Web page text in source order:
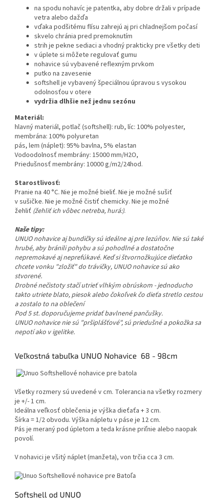
na spodu nohavíc je patentka, aby dobre držali v prípade
vetra alebo dažďa
vďaka podšitému flísu zahrejú aj pri chladnejšom počasí
skvelo chránia pred premoknutím
strih je pekne sediaci a vhodný prakticky pre všetky deti
v úplete si môžete regulovať gumu
nohavice sú vybavené reflexným prvkom
putko na zavesenie
softshell je vybavený špeciálnou úpravou s vysokou
odolnosťou v otere
vydržia dlhšie než jednu sezónu
Materiál:
hlavný materiál, potlač (softshell): rub, líc: 100% polyester,
membrána: 100% polyuretan
pás, lem (náplet): 95% bavlna, 5% elastan
Vodoodolnosť membrány: 15000 mm/H2O,
Priedušnosť membrány: 10000 g/m2/24hod.
Starostlivosť:
Pranie na 40 °C. Nie je možné bieliť. Nie je možné sušiť
v sušičke. Nie je možné čistiť chemicky. Nie je možné
žehliť (žehliť ich vôbec netreba, hurá:).
Naše tipy:
UNUO nohavice aj bundičky sú ideálne aj pre lezúňov. Nie sú také
hrubé, aby bránili pohybu a sú pohodlné a dostatočne
nepremokavé aj neprefúkavé. Keď si štvornožkujúce dieťatko
chcete vonku "zložiť" do trávičky, UNUO nohavice sú ako
stvorené.
Drobné nečistoty stačí utrieť vlhkým obrúskom - jednoducho
takto utriete blato, piesok alebo čokoľvek čo dieťa stretlo cestou
a zostalo to na oblečení
Pod 5 st. doporučujeme pridať bavlnené pančušky.
UNUO nohavice nie sú "pršiplášťové", sú priedušné a pokožka sa
nepotí ako v igelitke.
Veľkostná tabuľka UNUO Nohavice 68 - 98cm
Všetky rozmery sú uvedené v cm. Tolerancia na všetky rozmery
je +/- 1 cm.
Ideálna veľkosť oblečenia je výška dieťaťa + 3 cm.
Šírka = 1/2 obvodu. Výška nápletu v páse je 12 cm.
Pás je meraný pod úpletom a teda krásne priľnie alebo naopak
povolí.
V nohavici je všitý náplet (manžeta), von trčia cca 3 cm.
Softshell od UNUO